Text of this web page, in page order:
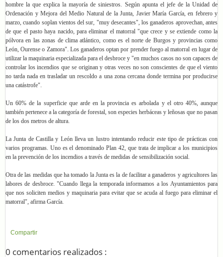
hombre la que explica la mayoría de siniestros. Según apunta el jefe de la Unidad de
Ordenación y Mejora del Medio Natural de la Junta, Javier María García, en febrero y
marzo, cuando soplan vientos del sur, "muy desecantes", los ganaderos aprovechan, antes
de que el pasto haya nacido, para eliminar el matorral "que crece y se extiende como la
pólvora en las zonas de clima atlántico, como es el norte de Burgos y provincias como
León, Ourense o Zamora". Los ganaderos optan por prender fuego al matorral en lugar de
utilizar la maquinaria especializada para el desbroce y "en muchos casos no son capaces de
controlar los incendios que se originan y otras veces no son conscientes de que el viento
no tarda nada en trasladar un rescoldo a una zona cercana donde termina por producirse
una catástrofe".
Un 60% de la superficie que arde en la provincia es arbolada y el otro 40%, aunque
también pertenece a la categoría de forestal, son especies herbáceas y leñosas que no pasan
de los dos metros de altura.
La Junta de Castilla y León lleva un lustro intentando reducir este tipo de prácticas con
varios programas. Uno es el denominado Plan 42, que trata de implicar a los municipios
en la prevención de los incendios a través de medidas de sensibilización social.
Otra de las medidas que ha tomado la Junta es la de facilitar a ganaderos y agricultores las
labores de desbroce. "Cuando llega la temporada informamos a los Ayuntamientos para
que nos soliciten medios y maquinaria para evitar que se acuda al fuego para eliminar el
matorral", afirma García.
Compartir
0 comentarios realizados :